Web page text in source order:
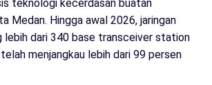
teknologi kecerdasan buatan
Medan. Hingga awal 2026, jaringan
lebih dari 340 base transceiver station
menjangkau lebih dari 99 persen